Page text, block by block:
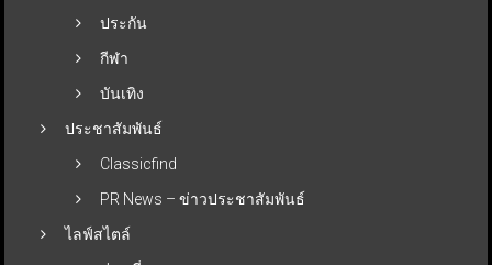
ประกัน
กีฬา
บันเทิง
ประชาสัมพันธ์
Classicfind
PR News – ข่าวประชาสัมพันธ์
ไลฟ์สไตล์